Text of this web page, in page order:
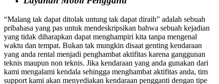
“Malang tak dapat ditolak untung tak dapat diraih” adalah sebuah
pribahasa yang pas untuk mendeskripsikan bahwa sebuah kejadian
yang tidak diharapkan dapat menghampiri kita tanpa mengenal
waktu dan tempat. Bukan tak mungkin disaat genting kendaraan
yang anda rental menjadi penghambat aktifitas karena ganggunan
teknis maupun non teknis. Jika kendaraan yang anda gunakan dari
kami mengalami kendala sehingga menghambat aktifitas anda, tim
support kami akan menyediakan kendaraan pengganti dengan tipe